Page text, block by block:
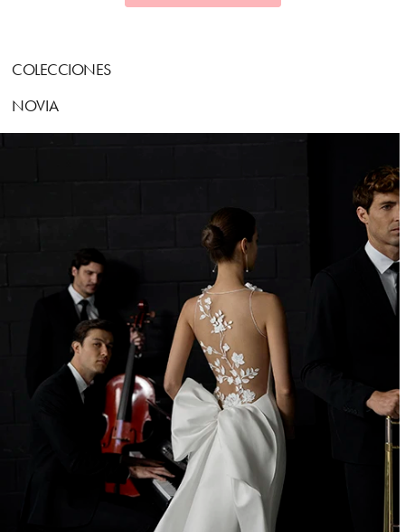
COLECCIONES
NOVIA